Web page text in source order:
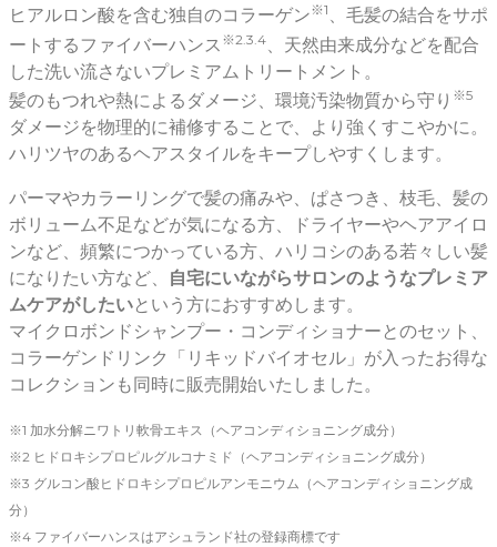
ヒアルロン酸を含む独自のコラーゲン※1 、毛髪の結合をサポ
ートするファイバーハンス ※2.3.4、天然由来成分などを配合
した洗い流さないプレミアムトリートメント。
髪のもつれや熱によるダメージ、環境汚染物質から守り ※5
ダメージを物理的に補修することで、より強くすこやかに。
ハリツヤのあるヘアスタイルをキープしやすくします。
パーマやカラーリングで髪の痛みや、ぱさつき、枝毛、髪の
ボリューム不足などが気になる方、ドライヤーやヘアアイロ
ンなど、頻繁につかっている方、ハリコシのある若々しい髪
になりたい方など、
自宅にいながらサロンのようなプレミア
ムケアがしたいという方におすすめします。
マイクロボンドシャンプー・コンディショナーとのセット、
コラーゲンドリンク「リキッドバイオセル」が入ったお得な
コレクションも同時に販売開始いたしました。
※1 加水分解ニワトリ軟骨エキス（ヘアコンディショニング成分）
※2 ヒドロキシプロピルグルコナミド（ヘアコンディショニング成分）
※3 グルコン酸ヒドロキシプロピルアンモニウム（ヘアコンディショニング成
分）
※4 ファイバーハンスはアシュランド社の登録商標です